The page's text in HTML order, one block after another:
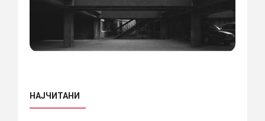
НАЈЧИТАНИ